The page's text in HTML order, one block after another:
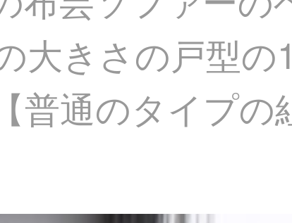
大きさの戸型の
普通のタイプの